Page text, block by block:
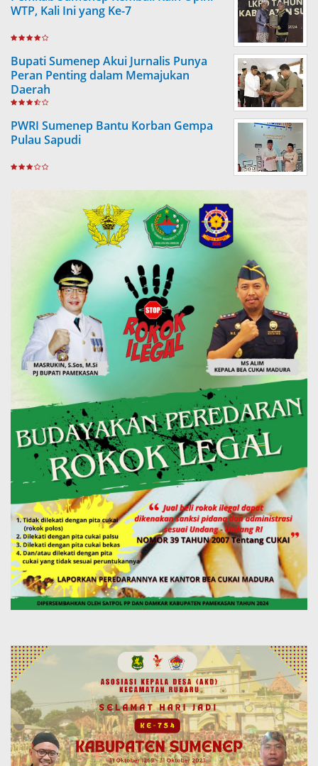
WTP, Kali Ini yang Ke-7
Bupati Sumenep Akui Jurnalis Punya
Peran Penting dalam Memajukan
Daerah
PWRI Sumenep Bantu Korban Gempa
Pulau Sapudi